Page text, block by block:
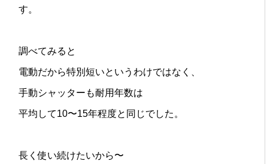
す。
調べてみると
電動だから特別短いというわけではなく、
手動シャッターも耐用年数は
平均して10〜15年程度と同じでした。
長く使い続けたいから〜